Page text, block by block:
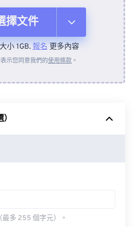
擇文件
裝置
Google 雲端硬碟
小 1GB.報名更多內容
示您同意我們的使用條款 。
多 255 個字元）。